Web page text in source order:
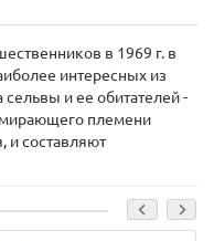
в 1969 г. в
интересных из
сельвы и ее обитателей -
племени
и составляют